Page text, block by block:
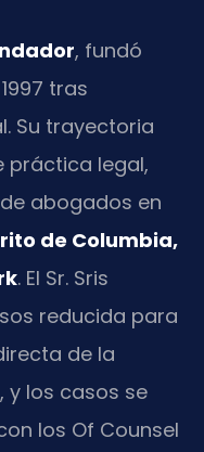
, fundó
tras
Su trayectoria
práctica legal,
abogados en
de Columbia,
. El Sr. Sris
reducida para
de la
y los casos se
los Of Counsel